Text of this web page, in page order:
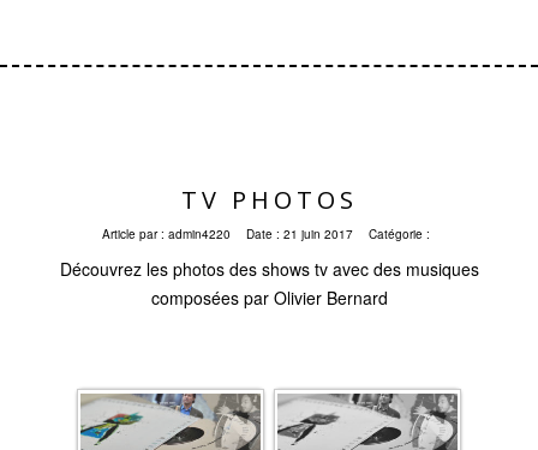
TV PHOTOS
Article par : admin4220 Date : 21 juin 2017 Catégorie :
Découvrez les photos des shows tv avec des musiques
composées par Olivier Bernard